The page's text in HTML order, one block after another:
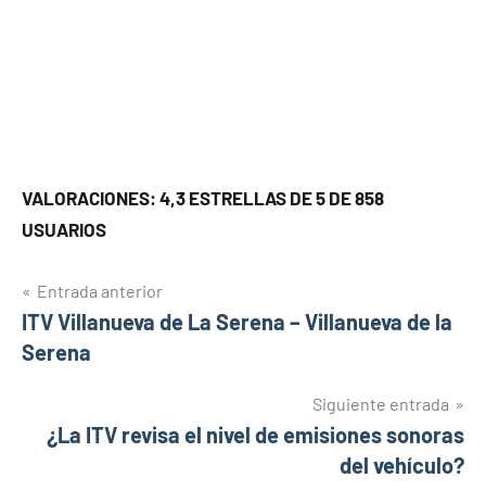
VALORACIONES: 4,3 ESTRELLAS DE 5 DE 858
USUARIOS
Navegación
de
Entrada anterior
ITV Villanueva de La Serena – Villanueva de la
Serena
Siguiente entrada
¿La ITV revisa el nivel de emisiones sonoras
del vehículo?